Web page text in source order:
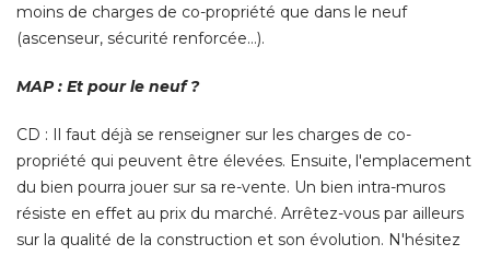
moins de charges de co-propriété que dans le neuf
(ascenseur, sécurité renforcée…).
MAP : Et pour le neuf ?
CD : Il faut déjà se renseigner sur les charges de co-
propriété qui peuvent être élevées. Ensuite, l'emplacement
du bien pourra jouer sur sa re-vente. Un bien intra-muros
résiste en effet au prix du marché. Arrêtez-vous par ailleurs
sur la qualité de la construction et son évolution. N'hésitez